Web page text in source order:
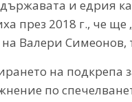
и едрия
през 2018 г., че
на Валери
на подкрепа
по